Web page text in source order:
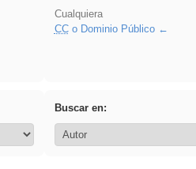
Cualquiera
CCo Dominio Público
Buscar en: